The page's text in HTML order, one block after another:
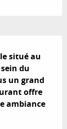
situé au
du
un grand
offre
ambiance